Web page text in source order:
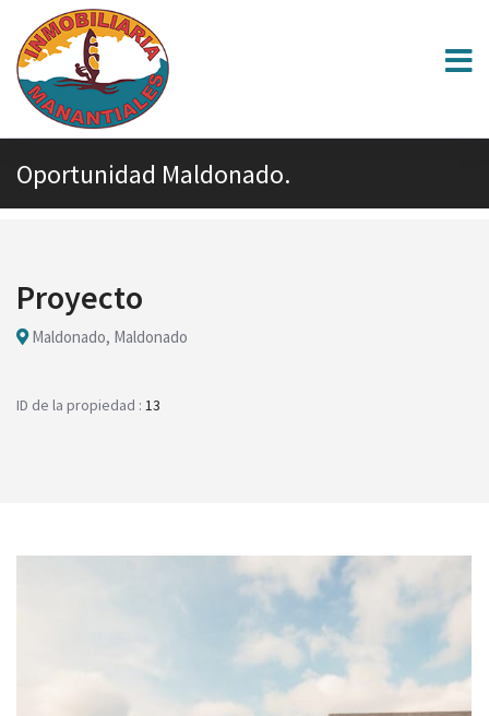
Oportunidad Maldonado.
Proyecto
Maldonado, Maldonado
ID de la propiedad : 13